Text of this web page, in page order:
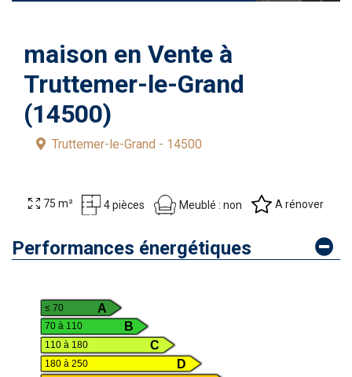
75 m² 4 pièces Meublé : non A rénover
Performances énergétiques
A
≤ 70
B
70 à 110
C
110 à 180
D
180 à 250
maison en Vente à
Truttemer-le-Grand
(14500)
Truttemer-le-Grand - 14500